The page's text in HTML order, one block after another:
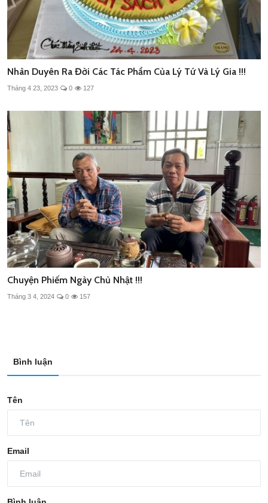
Nhân Duyên Ra Đời Các Tác Phẩm Của Lý Tứ Và Lý Gia !!!
Tháng 4 23, 2023 0 127
Chuyện Phiếm Ngày Chủ Nhật !!!
Tháng 3 4, 2024 0 157
Bình luận
Tên
Email